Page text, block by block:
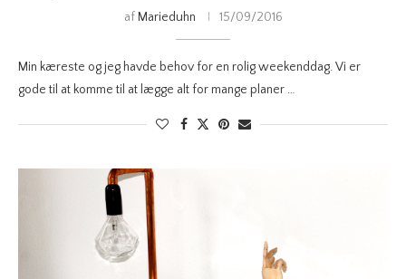
af Marieduhn 15/09/2016
Min kæreste og jeg havde behov for en rolig weekenddag. Vi er
gode til at komme til at lægge alt for mange planer …